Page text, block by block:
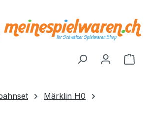
Märklin H0